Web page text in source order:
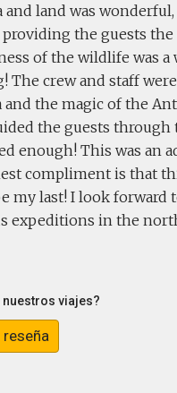
land was
providing the guests
of the wildlife was a
The crew and staff
the magic of the
the guests
enough! This was an
compliment is that
my last! I look forward
expeditions in the
nuestros viajes?
reseña